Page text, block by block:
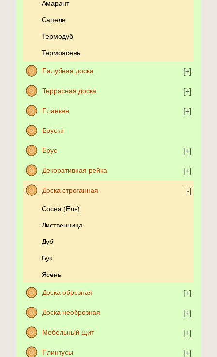
Амарант
Сапеле
Термодуб
Термоясень
Палубная доска
Террасная доска
Планкен
Бруски
Брус
Декоративная рейка
Доска строганная
Сосна (Ель)
Лиственница
Дуб
Бук
Ясень
Доска обрезная
Доска необрезная
Мебельный щит
Плинтусы